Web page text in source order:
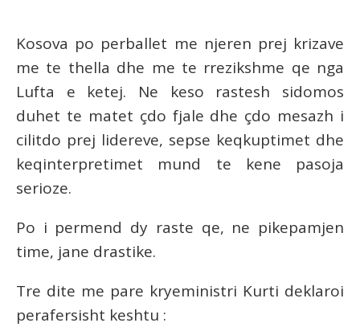
Kosova po perballet me njeren prej krizave
me te thella dhe me te rrezikshme qe nga
Lufta e ketej. Ne keso rastesh sidomos
duhet te matet çdo fjale dhe çdo mesazh i
cilitdo prej lidereve, sepse keqkuptimet dhe
keqinterpretimet mund te kene pasoja
serioze.
Po i permend dy raste qe, ne pikepamjen
time, jane drastike.
Tre dite me pare kryeministri Kurti deklaroi
perafersisht keshtu :